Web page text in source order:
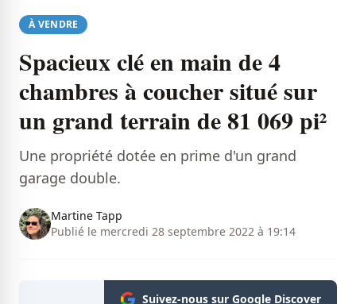
À VENDRE
Spacieux clé en main de 4
chambres à coucher situé sur
un grand terrain de 81 069 pi²
Une propriété dotée en prime d'un grand
garage double.
Martine Tapp
Publié le mercredi 28 septembre 2022 à 19:14
Suivez-nous sur Google Discover